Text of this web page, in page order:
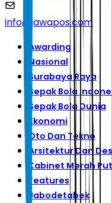
info@jawapos.com
Awarding
Nasional
Surabaya Raya
Sepak Bola
Sepak Bola Dunia
Ekonomi
Oto Dan Tekno
Arsitektur Dan
Kabinet Merah
Features
Jabodetabek